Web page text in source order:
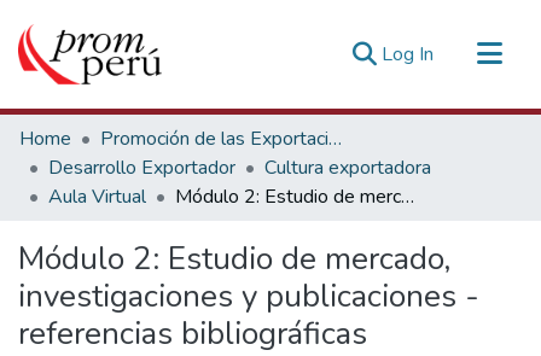
Log In (current)
Communities & Collections
All of DSpace
Statistics
Estadísticas Externas
Home
Promoción de las Exportaciones
Desarrollo Exportador
Cultura exportadora
Aula Virtual
Módulo 2: Estudio de mercado, investigaciones y publicaciones - referencias bibliográficas
Módulo 2: Estudio de mercado,
investigaciones y publicaciones -
referencias bibliográficas